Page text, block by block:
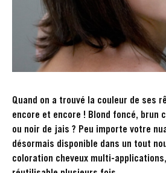
Quand on a trouvé la couleur de ses
encore et encore ! Blond foncé, brun
ou noir de jais ? Peu importe votre
désormais disponible dans un tout
coloration cheveux multi-